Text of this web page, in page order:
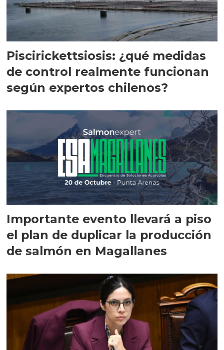
Piscirickettsiosis: ¿qué medidas
de control realmente funcionan
según expertos chilenos?
Importante evento llevará a piso
el plan de duplicar la producción
de salmón en Magallanes